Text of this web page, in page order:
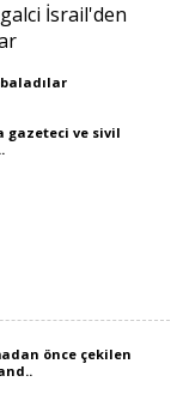
gazeteci ve sivil
önce çekilen